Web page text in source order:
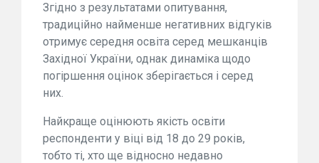
Згідно з результатами опитування,
традиційно найменше негативних відгуків
отримує середня освіта серед мешканців
Західної України, однак динаміка щодо
погіршення оцінок зберігається і серед
них.
Найкраще оцінюють якість освіти
респонденти у віці від 18 до 29 років,
тобто ті, хто ще відносно недавно